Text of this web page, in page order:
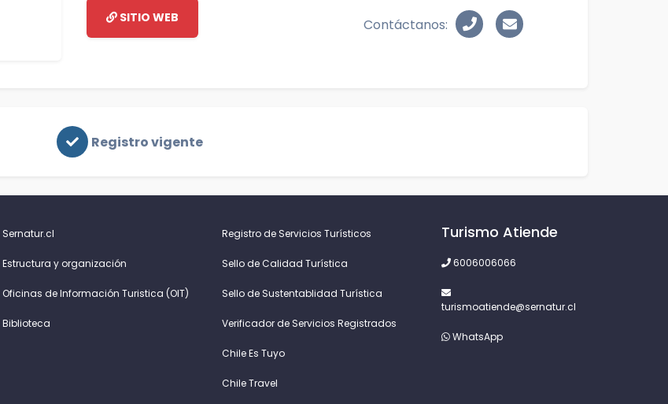
SITIO WEB Contáctanos:
Registro vigente
Sernatur.cl
Estructura y organización
Oficinas de Información Turistica (OIT)
Biblioteca
Registro de Servicios Turísticos
Sello de Calidad Turística
Sello de Sustentablidad Turística
Verificador de Servicios Registrados
Chile Es Tuyo
Chile Travel
Turismo Atiende
6006006066
turismoatiende@sernatur.cl
WhatsApp